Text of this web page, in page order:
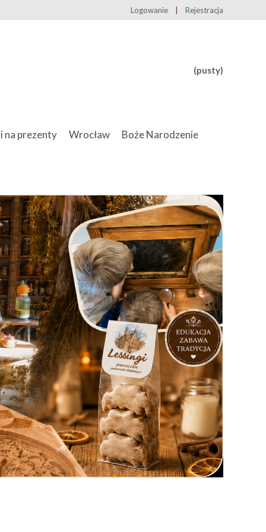
Logowanie Rejestracja
(pusty)
na prezenty Wrocław Boże Narodzenie